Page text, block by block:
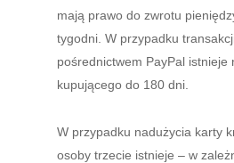
mają prawo do zwrotu
tygodni. W przypadku
pośrednictwem PayPal istnieje
kupującego do 180 dni.
W przypadku nadużycia karty
osoby trzecie istnieje – w